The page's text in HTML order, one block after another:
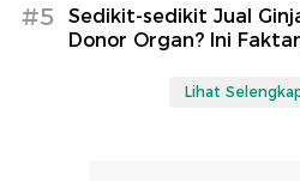
#5
Sedikit-sedikit Jual
Donor Organ? Ini
Lihat